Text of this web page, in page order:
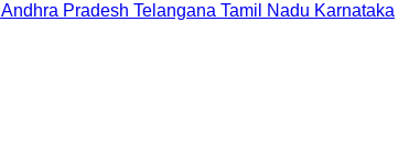
Andhra Pradesh Telangana Tamil Nadu Karnataka